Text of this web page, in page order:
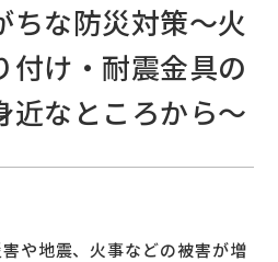
ちな防災対策～火
付け・耐震金具の
近なところから～
や地震、火事などの被害が増